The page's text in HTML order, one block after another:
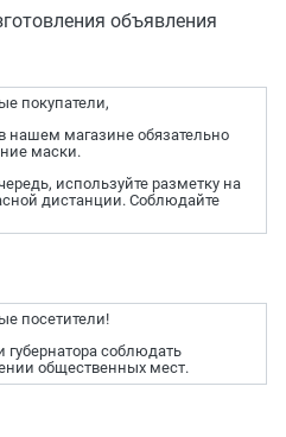
объявления
покупатели,
нашем магазине обязательно
маски.
используйте разметку на
дистанции. Соблюдайте
посетители!
соблюдать
общественных мест.